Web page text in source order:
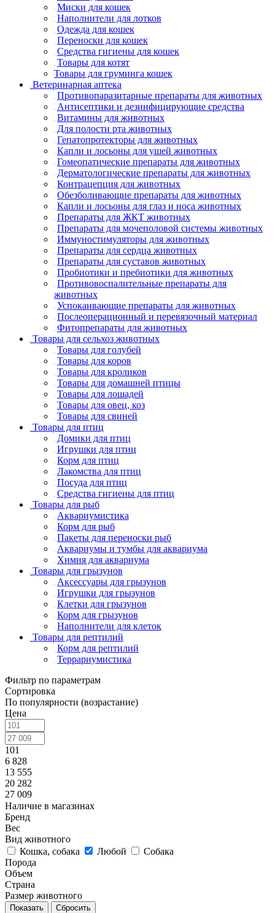
Миски для кошек
Наполнители для лотков
Одежда для кошек
Переноски для кошек
Средства гигиены для кошек
Товары для котят
Товары для груминга кошек
Ветеринарная аптека
Противопаразитарные препараты для животных
Антисептики и дезинфицирующие средства
Витамины для животных
Для полости рта животных
Гепатопротекторы для животных
Капли и лосьоны для ушей животных
Гомеопатические препараты для животных
Дерматологические препараты для животных
Контрацепция для животных
Обезболивающие препараты для животных
Капли и лосьоны для глаз и носа животных
Препараты для ЖКТ животных
Препараты для мочеполовой системы животных
Иммуностимуляторы для животных
Препараты для сердца животных
Препараты для суставов животных
Пробиотики и пребиотики для животных
Противовоспалительные препараты для
животных
Успокаивающие препараты для животных
Послеоперационный и перевязочный материал
Фитопрепараты для животных
Товары для сельхоз животных
Товары для голубей
Товары для коров
Товары для кроликов
Товары для домашней птицы
Товары для лошадей
Товары для овец, коз
Товары для свиней
Товары для птиц
Домики для птиц
Игрушки для птиц
Корм для птиц
Лакомства для птиц
Посуда для птиц
Средства гигиены для птиц
Товары для рыб
Аквариумистика
Корм для рыб
Пакеты для переноски рыб
Аквариумы и тумбы для аквариума
Химия для аквариума
Товары для грызунов
Аксессуары для грызунов
Игрушки для грызунов
Клетки для грызунов
Корм для грызунов
Наполнители для клеток
Товары для рептилий
Корм для рептилий
Террариумистика
Фильтр по параметрам
Сортировка
По популярности (возрастание)
Цена
101
6 828
13 555
20 282
27 009
Наличие в магазинах
Бренд
Вес
Вид животного
Кошка, собака
Любой
Собака
Порода
Объем
Страна
Размер животного
Сбросить